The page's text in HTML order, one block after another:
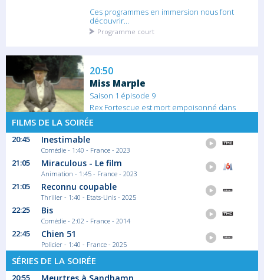
Ces programmes en immersion nous font
découvrir...
Programme court
20:50
Miss Marple
Saison 1 épisode 9
Rex Fortescue est mort empoisonné dans
22:35
Miss Marple
Saison 4 épisode 2
Lors d'un voyage en train, miss Marple fait la...
00:15
Miss Marple
Saison 4 épisode 3
FILMS DE LA SOIRÉE
20:45 Inestimable
Comédie - 1:40 - France - 2023
21:05 Miraculous - Le film
Animation - 1:45 - France - 2023
21:05 Reconnu coupable
Thriller - 1:40 - Etats-Unis - 2025
22:25 Bis
Comédie - 2:02 - France - 2014
22:45 Chien 51
Policier - 1:40 - France - 2025
SÉRIES DE LA SOIRÉE
20:55